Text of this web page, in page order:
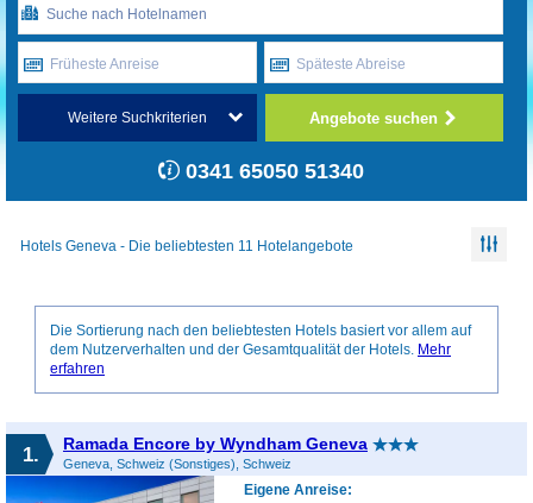
Früheste Anreise Späteste Abreise
Weitere Suchkriterien Angebote suchen
0341 65050 51340
Hotels Geneva - Die beliebtesten 11 Hotelangebote
Die Sortierung nach den beliebtesten Hotels basiert vor allem auf
dem Nutzerverhalten und der Gesamtqualität der Hotels. Mehr
erfahren
1. Ramada Encore by Wyndham Geneva
Geneva, Schweiz (Sonstiges), Schweiz
Eigene Anreise: